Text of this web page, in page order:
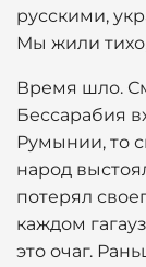
русскими,
Мы жили
Время шло.
Бессарабия
Румынии, то
народ
потерял
каждом
это очаг.